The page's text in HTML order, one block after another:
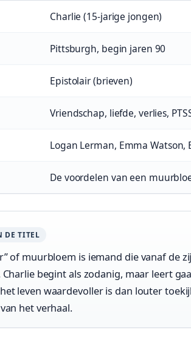
Charlie (15-jarige jongen)
Pittsburgh, begin jaren 90
Epistolair (brieven)
Vriendschap, liefde, verlies,
Logan Lerman, Emma Watson,
De voordelen van een
DE TITEL
of muurbloem is iemand die vanaf de
Charlie begint als zodanig, maar leert
leven waardevoller is dan louter
het verhaal.